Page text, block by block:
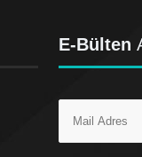
E-Bülten